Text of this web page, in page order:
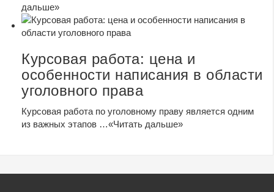
дальше»
Курсовая работа: цена и
особенности написания в области
уголовного права
Курсовая работа по уголовному праву является одним
из важных этапов …«Читать дальше»